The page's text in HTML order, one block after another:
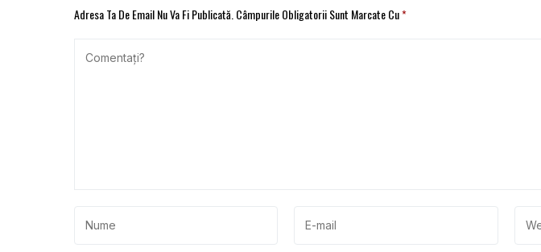
Adresa Ta De Email Nu Va Fi Publicată. Câmpurile Obligatorii Sunt Marcate Cu*